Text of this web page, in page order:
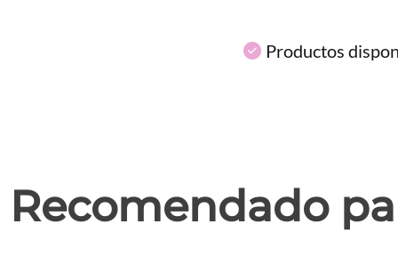
Productos
Recomendado